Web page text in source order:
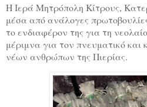
Η Ιερά Μητρόπολη Κίτρους,
μέσα από ανάλογες
το ενδιαφέρον της για τη
μέριμνα για τον πνευματικό και
νέων ανθρώπων της Πιερίας.